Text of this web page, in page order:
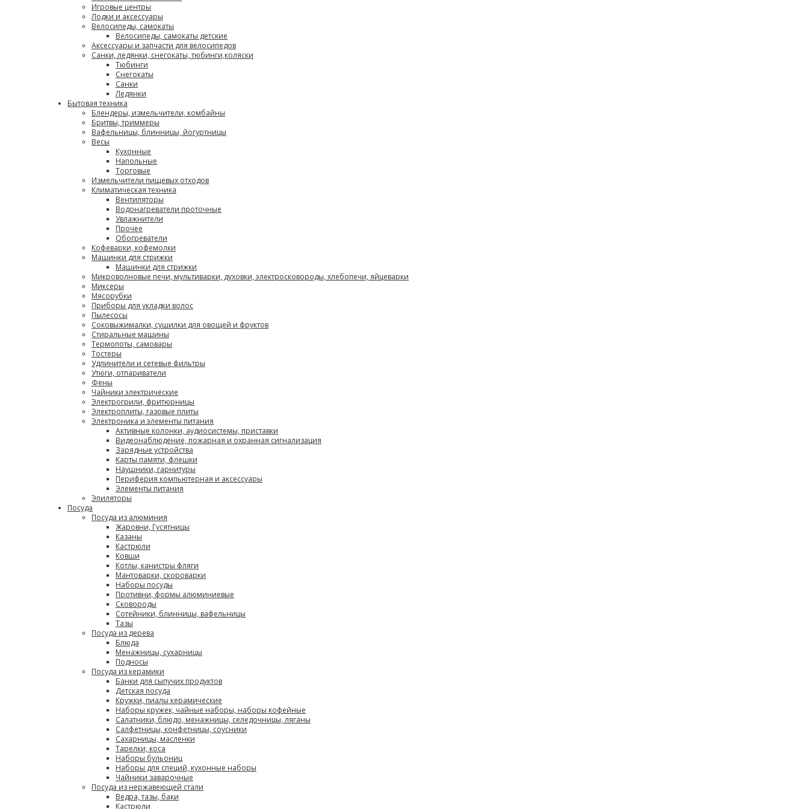
Игровые центры
Лодки и аксессуары
Велосипеды, самокаты
Велосипеды, самокаты детские
Аксессуары и запчасти для велосипедов
Санки, ледянки, снегокаты, тюбинги,коляски
Тюбинги
Снегокаты
Санки
Ледянки
Бытовая техника
Блендеры, измельчители, комбайны
Бритвы, триммеры
Вафельницы, блинницы, йогуртницы
Весы
Кухонные
Напольные
Торговые
Измельчители пищевых отходов
Климатическая техника
Вентиляторы
Водонагреватели проточные
Увлажнители
Прочее
Обогреватели
Кофеварки, кофемолки
Машинки для стрижки
Машинки для стрижки
Микроволновые печи, мультиварки, духовки, электросковороды, хлебопечи, яйцеварки
Миксеры
Мясорубки
Приборы для укладки волос
Пылесосы
Соковыжималки, сушилки для овощей и фруктов
Стиральные машины
Термопоты, самовары
Тостеры
Удлинители и сетевые фильтры
Утюги, отпариватели
Фены
Чайники электрические
Электрогрили, фритюрницы
Электроплиты, газовые плиты
Электроника и элементы питания
Активные колонки, аудиосистемы, приставки
Видеонаблюдение, пожарная и охранная сигнализация
Зарядные устройства
Карты памяти, флешки
Наушники, гарнитуры
Периферия компьютерная и аксессуары
Элементы питания
Эпиляторы
Посуда
Посуда из алюминия
Жаровни, Гусятницы
Казаны
Кастрюли
Ковши
Котлы, канистры фляги
Мантоварки, скороварки
Наборы посуды
Противни, формы алюминиевые
Сковороды
Сотейники, блинницы, вафельницы
Тазы
Посуда из дерева
Блюда
Менажницы, сухарницы
Подносы
Посуда из керамики
Банки для сыпучих продуктов
Детская посуда
Кружки, пиалы керамические
Наборы кружек, чайные наборы, наборы кофейные
Салатники, блюдо, менажницы, селедочницы, ляганы
Салфетницы, конфетницы, соусники
Сахарницы, масленки
Тарелки, коса
Наборы бульониц
Наборы для специй, кухонные наборы
Чайники заварочные
Посуда из нержавеющей стали
Ведра, тазы, баки
Кастрюли